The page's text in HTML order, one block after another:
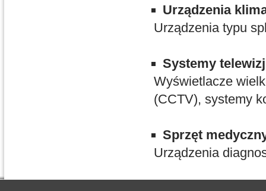
Urządzenia
Urządzenia typu
Systemy
Wyświetlacze
(CCTV), systemy
Sprzęt
Urządzenia